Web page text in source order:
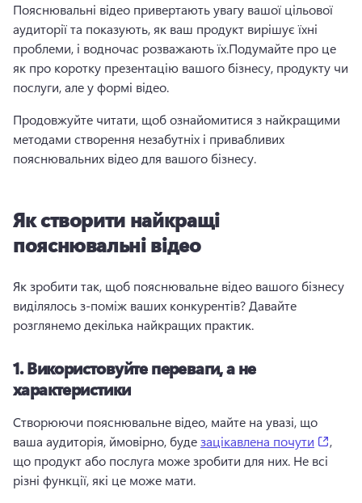
Пояснювальні відео привертають увагу вашої цільової
аудиторії та показують, як ваш продукт вирішує їхні
проблеми, і водночас розважають їх.Подумайте про це
як про коротку презентацію вашого бізнесу, продукту чи
послуги, але у формі відео.
Продовжуйте читати, щоб ознайомитися з найкращими
методами створення незабутніх і привабливих
пояснювальних відео для вашого бізнесу.
Як створити найкращі
пояснювальні відео
Як зробити так, щоб пояснювальне відео вашого бізнесу
виділялось з-поміж ваших конкурентів? Давайте
розглянемо декілька найкращих практик.
1.Використовуйте переваги, а не
характеристики
Створюючи пояснювальне відео, майте на увазі, що
ваша аудиторія, ймовірно, буде зацікавлена почути
,
що продукт або послуга може зробити для них. Не всі
різні функції, які це може мати.